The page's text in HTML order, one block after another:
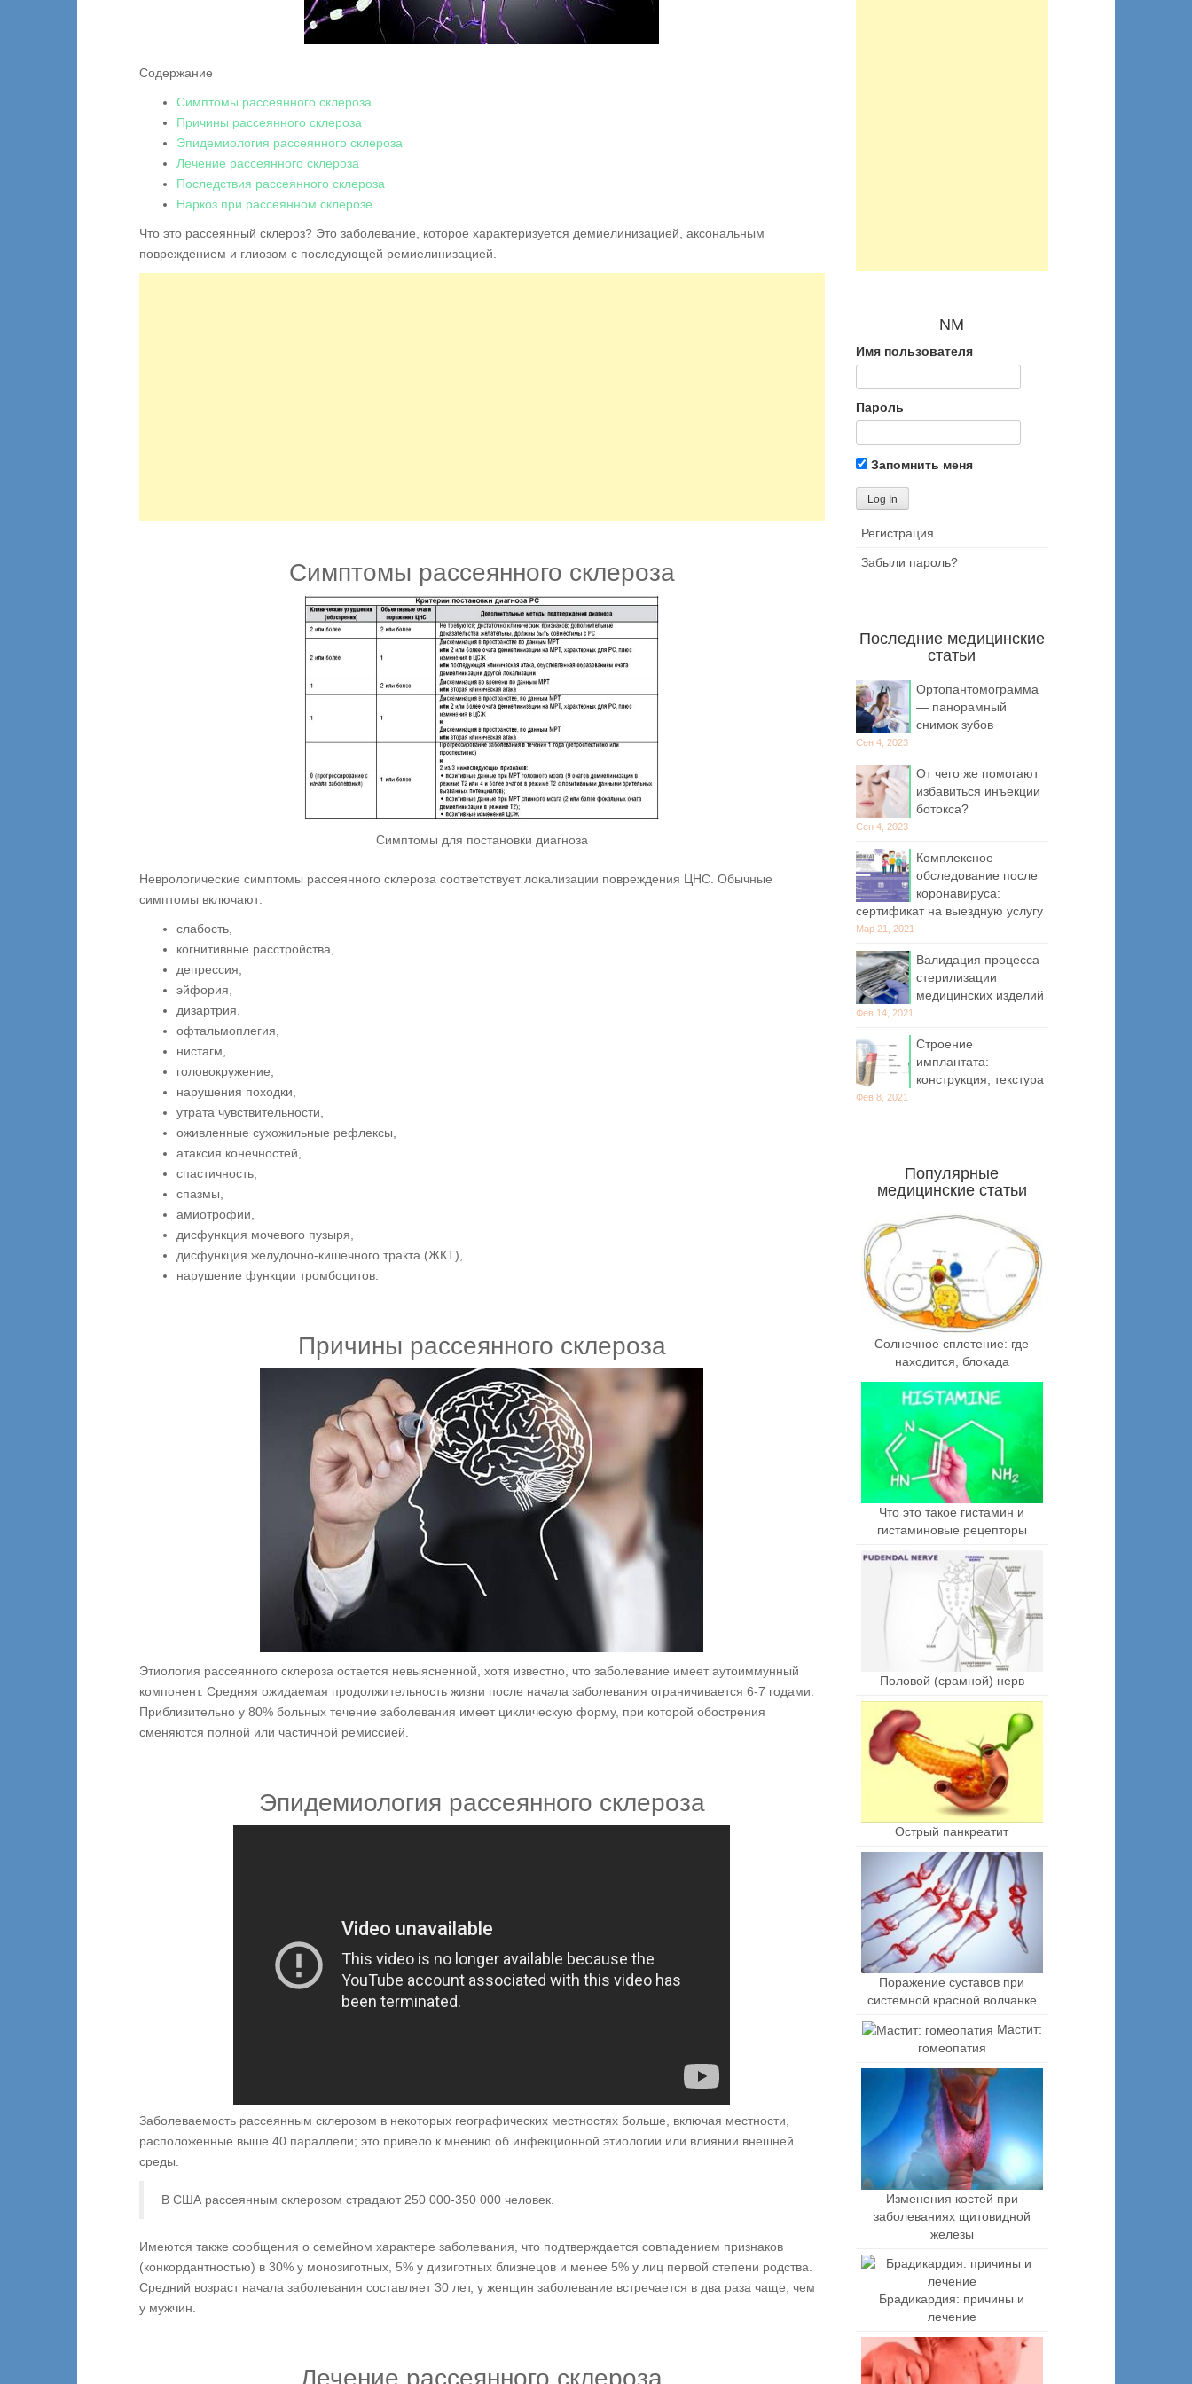
Содержание
Симптомы рассеянного склероза
Причины рассеянного склероза
Эпидемиология рассеянного склероза
Лечение рассеянного склероза
Последствия рассеянного склероза
Наркоз при рассеянном склерозе
Что это рассеянный склероз? Это заболевание, которое характеризуется демиелинизацией, аксональным
повреждением и глиозом с последующей ремиелинизацией.
Симптомы рассеянного склероза
Симптомы для постановки диагноза
Неврологические симптомы рассеянного склероза соответствует локализации повреждения ЦНС. Обычные
симптомы включают:
слабость,
когнитивные расстройства,
депрессия,
эйфория,
дизартрия,
офтальмоплегия,
нистагм,
головокружение,
нарушения походки,
утрата чувствительности,
оживленные сухожильные рефлексы,
атаксия конечностей,
спастичность,
спазмы,
амиотрофии,
дисфункция мочевого пузыря,
дисфункция желудочно-кишечного тракта (ЖКТ),
нарушение функции тромбоцитов.
Причины рассеянного склероза
Этиология рассеянного склероза остается невыясненной, хотя известно, что заболевание имеет аутоиммунный
компонент. Средняя ожидаемая продолжительность жизни после начала заболевания ограничивается 6-7 годами.
Приблизительно у 80% больных течение заболевания имеет циклическую форму, при которой обострения
сменяются полной или частичной ремиссией.
Эпидемиология рассеянного склероза
Заболеваемость рассеянным склерозом в некоторых географических местностях больше, включая местности,
расположенные выше 40 параллели; это привело к мнению об инфекционной этиологии или влиянии внешней
среды.
В США рассеянным склерозом страдают 250 000-350 000 человек.
Имеются также сообщения о семейном характере заболевания, что подтверждается совпадением признаков
(конкордантностью) в 30% у монозиготных, 5% у дизиготных близнецов и менее 5% у лиц первой степени родства.
Средний возраст начала заболевания составляет 30 лет, у женщин заболевание встречается в два раза чаще, чем
у мужчин.
Лечение рассеянного склероза
NM
Имя пользователя
Пароль
Запомнить меня
Регистрация
Забыли пароль?
Последние медицинские
статьи
Ортопантомограмма
— панорамный
снимок зубов
Сен 4, 2023
От чего же помогают
избавиться инъекции
ботокса?
Сен 4, 2023
Комплексное
обследование после
коронавируса:
сертификат на выездную услугу
Мар 21, 2021
Валидация процесса
стерилизации
медицинских изделий
Фев 14, 2021
Строение
имплантата:
конструкция, текстура
Фев 8, 2021
Популярные
медицинские статьи
Солнечное сплетение: где
находится, блокада
Что это такое гистамин и
гистаминовые рецепторы
Половой (срамной) нерв
Острый панкреатит
Поражение суставов при
системной красной волчанке
Мастит:
гомеопатия
Изменения костей при
заболеваниях щитовидной
железы
Брадикардия: причины и
лечение